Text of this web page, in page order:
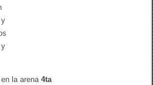
y
y
en la arena4ta